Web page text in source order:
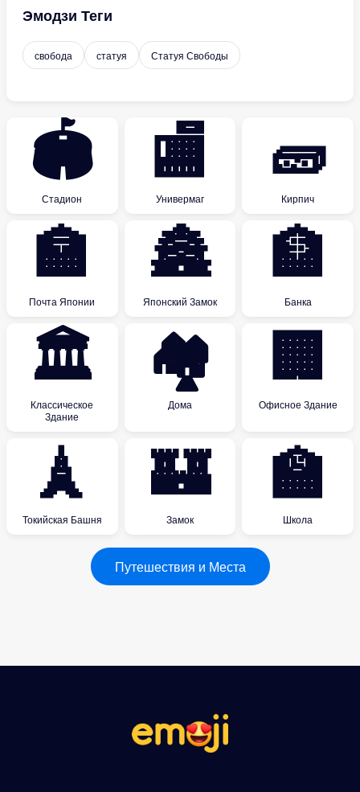
Эмодзи Теги
свобода статуя Статуя Свободы
🏟
Стадион
🏬
Универмаг
🧱
Кирпич
🏣
Почта Японии
🏯
Японский Замок
🏦
Банка
🏛
Классическое
Здание
🏘
Дома
🏢
Офисное Здание
🗼
Токийская Башня
🏰
Замок
🏫
Школа
Путешествия и Места